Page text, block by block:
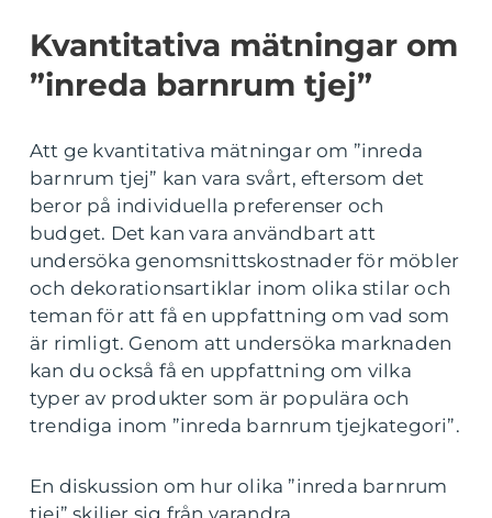
Kvantitativa mätningar om
”inreda barnrum tjej”
Att ge kvantitativa mätningar om ”inreda
barnrum tjej” kan vara svårt, eftersom det
beror på individuella preferenser och
budget. Det kan vara användbart att
undersöka genomsnittskostnader för möbler
och dekorationsartiklar inom olika stilar och
teman för att få en uppfattning om vad som
är rimligt. Genom att undersöka marknaden
kan du också få en uppfattning om vilka
typer av produkter som är populära och
trendiga inom ”inreda barnrum tjejkategori”.
En diskussion om hur olika ”inreda barnrum